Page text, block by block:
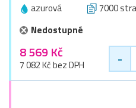
azurová 7000
Nedostupné
8 569 Kč
7 082 Kč bez DPH -